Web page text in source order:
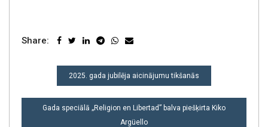
Share:
NAVIGATION
2025. gada jubilēja aicinājumu tikšanās
Gada speciālā „Religion en Libertad” balva piešķirta Kiko
Argüello